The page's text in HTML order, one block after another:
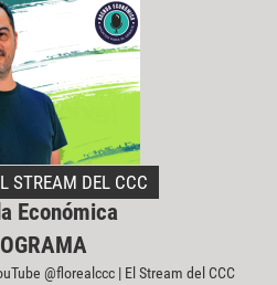
STREAM DEL CCC
Económica
@florealccc | El Stream del CCC